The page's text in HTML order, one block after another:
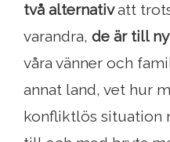
två alternativatt
varandra, de är till
våra vänner och
annat land, vet hur
konfliktlös situation